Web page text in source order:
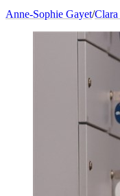
Anne-Sophie Gayet/